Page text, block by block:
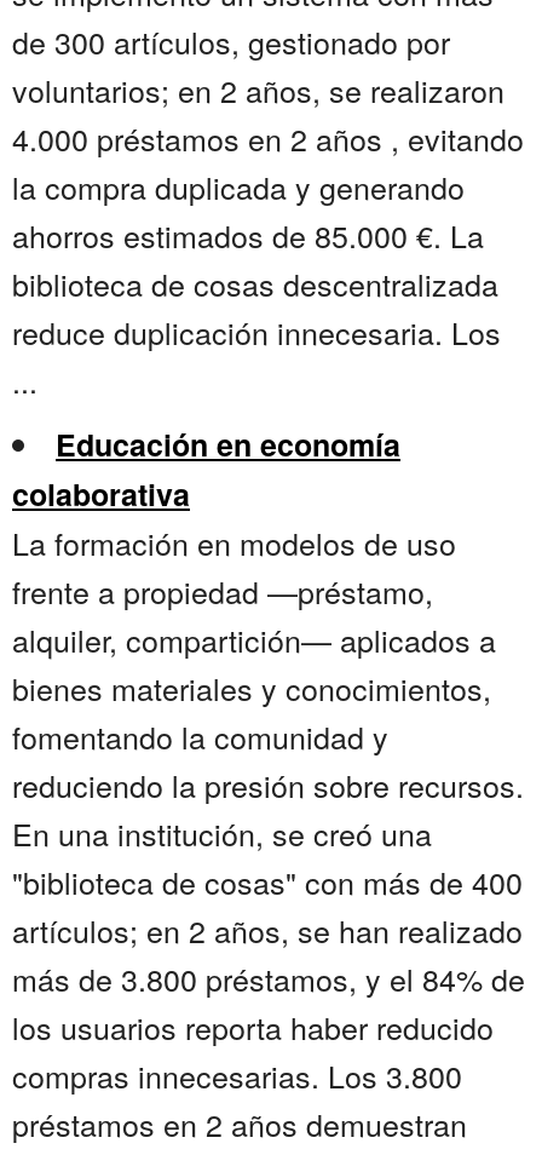
de 300 artículos, gestionado por
voluntarios; en 2 años, se realizaron
4.000 préstamos en 2 años , evitando
la compra duplicada y generando
ahorros estimados de 85.000 €. La
biblioteca de cosas descentralizada
reduce duplicación innecesaria. Los
...
Educación en economía
colaborativa
La formación en modelos de uso
frente a propiedad —préstamo,
alquiler, compartición— aplicados a
bienes materiales y conocimientos,
fomentando la comunidad y
reduciendo la presión sobre recursos.
En una institución, se creó una
"biblioteca de cosas" con más de 400
artículos; en 2 años, se han realizado
más de 3.800 préstamos, y el 84% de
los usuarios reporta haber reducido
compras innecesarias. Los 3.800
préstamos en 2 años demuestran